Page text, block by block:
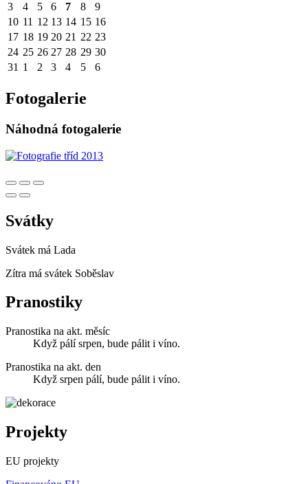
3
4 5 6 7 8
9
10 11 12 13 14 15 16
17 18 19 20 21 22 23
24 25 26 27 28 29 30
31 1 2 3 4 5 6
Fotogalerie
Náhodná fotogalerie
Svátky
Svátek má Lada
Zítra má svátek Soběslav
Pranostiky
Pranostika na akt. měsíc
Když pálí srpen, bude pálit i víno.
Pranostika na akt. den
Když srpen pálí, bude pálit i víno.
Projekty
EU projekty